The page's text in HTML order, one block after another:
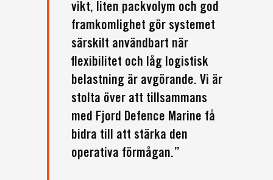
vikt, liten packvolym och god
framkomlighet gör systemet
särskilt användbart när
flexibilitet och låg logistisk
belastning är avgörande. Vi är
stolta över att tillsammans
med Fjord Defence Marine få
bidra till att stärka den
operativa förmågan.”